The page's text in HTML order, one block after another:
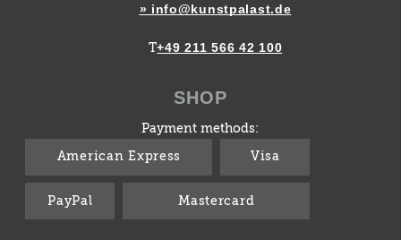
» info@kunstpalast.de
T+49 211 566 42 100
SHOP
Payment methods:
American Express Visa
PayPal Mastercard